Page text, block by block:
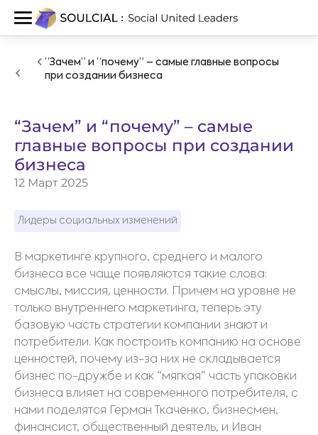
“Зачем” и “почему” – самые главные вопросы
при создании бизнеса
“Зачем” и “почему” – самые
главные вопросы при создании
бизнеса
12 Март 2025
Лидеры социальных изменений
В маркетинге крупного, среднего и малого
бизнеса все чаще появляются такие слова:
смыслы, миссия, ценности. Причем на уровне не
только внутреннего маркетинга, теперь эту
базовую часть стратегии компании знают и
потребители. Как построить компанию на основе
ценностей, почему из-за них не складывается
бизнес по-дружбе и как “мягкая” часть упаковки
бизнеса влияет на современного потребителя, с
нами поделятся Герман Ткаченко, бизнесмен,
финансист, общественный деятель, и Иван